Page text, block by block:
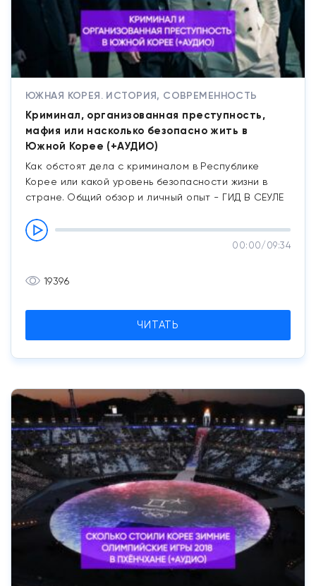
ЮЖНАЯ КОРЕЯ. ИСТОРИЯ, СОВРЕМЕННОСТЬ
Криминал, организованная преступность,
мафия или насколько безопасно жить в
Южной Корее (+АУДИО)
Как обстоят дела с криминалом в Республике
Корее или какой уровень безопасности жизни в
стране. Общий обзор и личный опыт - ГИД В СЕУЛЕ
00:00/ 09:34
19396
ЧИТАТЬ